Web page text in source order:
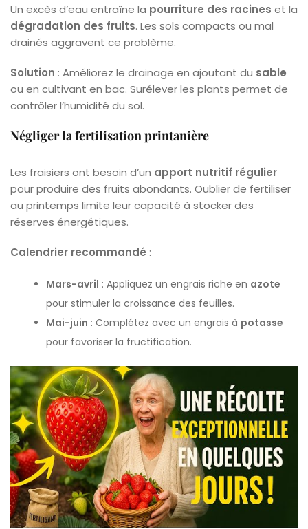
Un excès d’eau entraîne la pourriture des racines et la
dégradation des fruits. Les sols compacts ou mal
drainés aggravent ce problème.
Solution : Améliorez le drainage en ajoutant du sable
ou en cultivant en bac. Surélever les plants permet de
contrôler l’humidité du sol.
Négliger la fertilisation printanière
Les fraisiers ont besoin d’un apport nutritif régulier
pour produire des fruits abondants. Oublier de fertiliser
au printemps limite leur capacité à stocker des
réserves énergétiques.
Calendrier recommandé :
Mars-avril : Appliquez un engrais riche en azote
pour stimuler la croissance des feuilles.
Mai-juin : Complétez avec un engrais à potasse
pour favoriser la fructification.